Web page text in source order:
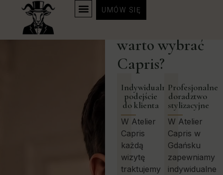
UMÓW SIĘ
Dlaczego
warto wybrać
Capris?
Indywidualne
podejście
do klienta
W Atelier
Capris
każdą
wizytę
traktujemy
Profesjonalne
doradztwo
stylizacyjne
W Atelier
Capris w
Gdańsku
zapewniamy
indywidualne